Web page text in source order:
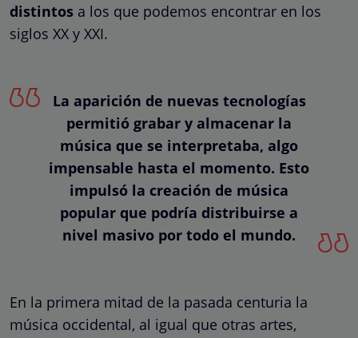
distintos a los que podemos encontrar en los
siglos XX y XXI.
La aparición de nuevas tecnologías
permitió grabar y almacenar la
música que se interpretaba, algo
impensable hasta el momento. Esto
impulsó la creación de música
popular que podría distribuirse a
nivel masivo por todo el mundo.
En la primera mitad de la pasada centuria la
música occidental, al igual que otras artes,